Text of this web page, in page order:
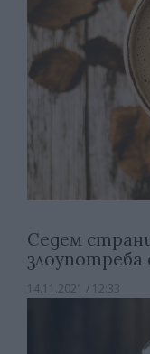
Седем
злоупотреба
14.11.2021 / 12:33